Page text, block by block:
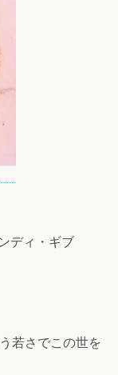
・ギブ
若さでこの世を